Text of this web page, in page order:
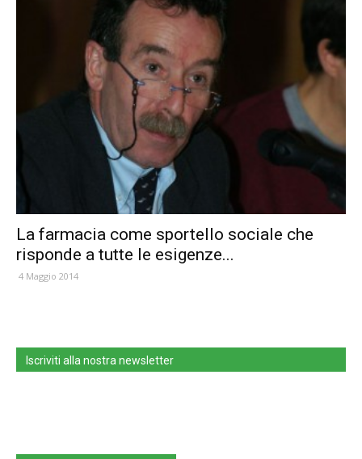
La farmacia come sportello sociale che
risponde a tutte le esigenze...
4 Maggio 2014
Iscriviti alla nostra newsletter